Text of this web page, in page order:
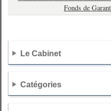
Fonds de
Le Cabinet
Catégories